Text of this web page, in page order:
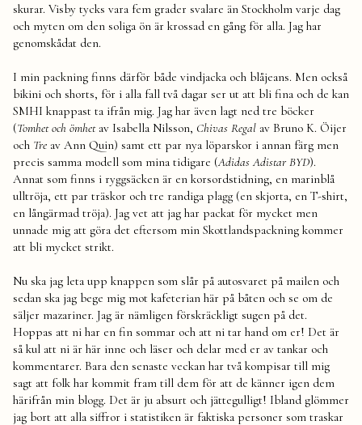
skurar. Visby tycks vara fem grader svalare än Stockholm varje dag
och myten om den soliga ön är krossad en gång för alla. Jag har
genomskådat den.
I min packning finns därför både vindjacka och blåjeans. Men också
bikini och shorts, för i alla fall två dagar ser ut att bli fina och de kan
SMHI knappast ta ifrån mig. Jag har även lagt ned tre böcker
(Tomhet och ömhetav Isabella Nilsson, Chivas Regal av Bruno K. Öijer
och Tre av Ann Quin) samt ett par nya löparskor i annan färg men
precis samma modell som mina tidigare (Adidas Adistar BYD).
Annat som finns i ryggsäcken är en korsordstidning, en marinblå
ulltröja, ett par träskor och tre randiga plagg (en skjorta, en T-shirt,
en långärmad tröja). Jag vet att jag har packat för mycket men
unnade mig att göra det eftersom min Skottlandspackning kommer
att bli mycket strikt.
Nu ska jag leta upp knappen som slår på autosvaret på mailen och
sedan ska jag bege mig mot kafeterian här på båten och se om de
säljer mazariner. Jag är nämligen förskräckligt sugen på det.
Hoppas att ni har en fin sommar och att ni tar hand om er! Det är
så kul att ni är här inne och läser och delar med er av tankar och
kommentarer. Bara den senaste veckan har två kompisar till mig
sagt att folk har kommit fram till dem för att de känner igen dem
härifrån min blogg. Det är ju absurt och jättegulligt! Ibland glömmer
jag bort att alla siffror i statistiken är faktiska personer som traskar